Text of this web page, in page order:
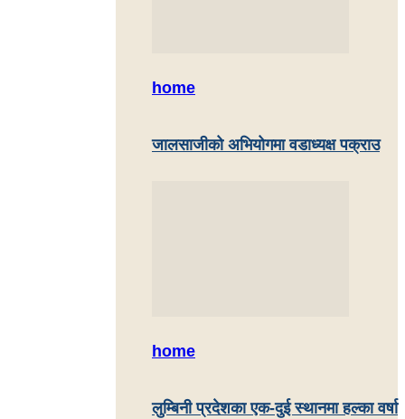
home
जालसाजीको अभियोगमा वडाध्यक्ष पक्राउ
home
लुम्बिनी प्रदेशका एक-दुई स्थानमा हल्का वर्षा